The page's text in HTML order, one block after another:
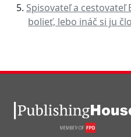
Spisovateľ a cestovateľ
bolieť, lebo ináč si ju